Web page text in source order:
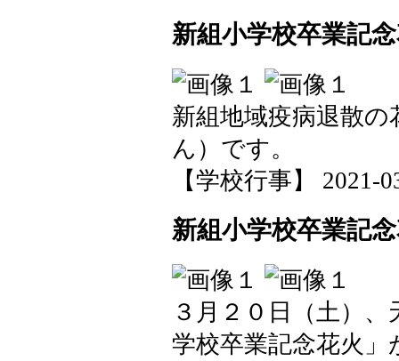
新組小学校卒業記
新組地域疫病退散
ん）です。
【学校行事】 2021-
新組小学校卒業記
３月２０日（土）
学校卒業記念花火